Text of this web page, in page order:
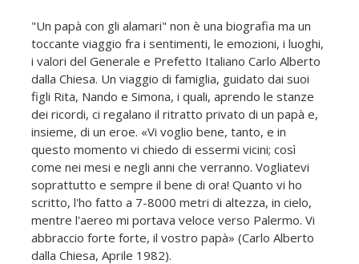
"Un papà con gli alamari" non è una biografia ma un
toccante viaggio fra i sentimenti, le emozioni, i luoghi,
i valori del Generale e Prefetto Italiano Carlo Alberto
dalla Chiesa. Un viaggio di famiglia, guidato dai suoi
figli Rita, Nando e Simona, i quali, aprendo le stanze
dei ricordi, ci regalano il ritratto privato di un papà e,
insieme, di un eroe. «Vi voglio bene, tanto, e in
questo momento vi chiedo di essermi vicini; così
come nei mesi e negli anni che verranno. Vogliatevi
soprattutto e sempre il bene di ora! Quanto vi ho
scritto, l'ho fatto a 7-8000 metri di altezza, in cielo,
mentre l'aereo mi portava veloce verso Palermo. Vi
abbraccio forte forte, il vostro papà» (Carlo Alberto
dalla Chiesa, Aprile 1982).